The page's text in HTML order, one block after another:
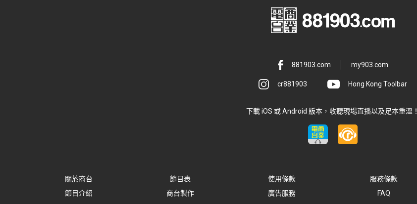
881903.com my903.com
cr881903 Hong Kong Toolbar
下載 iOS 或 Android 版本，收聽現場直播以及足本重溫！
關於商台 節目表 使用條款 服務條款
節目介紹
商台製作 廣告服務 FAQ